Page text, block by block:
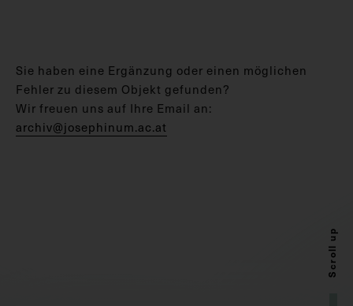
Sie haben eine Ergänzung oder einen möglichen
Fehler zu diesem Objekt gefunden?
Wir freuen uns auf Ihre Email an:
archiv@josephinum.ac.at
Scroll up